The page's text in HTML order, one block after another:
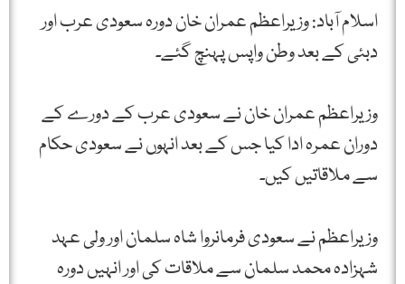
اسلام آباد: وزیراعظم عمران خان دورہ سعودی عرب اور
دبئی کے بعد وطن واپس پہنچ گئے۔
وزیراعظم عمران خان نے سعودی عرب کے دورے کے
دوران عمرہ ادا کیا جس کے بعد انہوں نے سعودی حکام
سے ملاقاتیں کیں۔
وزیراعظم نے سعودی فرمانروا شاہ سلمان اور ولی عہد
شہزادہ محمد سلمان سے ملاقات کی اور انہیں دورہ